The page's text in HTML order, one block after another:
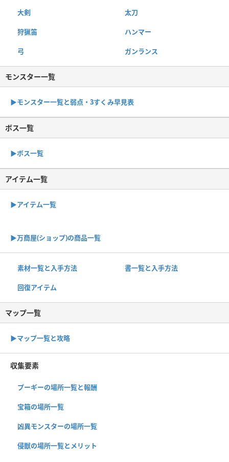
大剣 太刀
狩猟笛 ハンマー
弓 ガンランス
モンスター一覧
▶︎モンスター一覧と弱点・3すくみ早見表
ボス一覧
▶︎ボス一覧
アイテム一覧
▶アイテム一覧
▶︎万商屋(ショップ)の商品一覧
素材一覧と入手方法 書一覧と入手方法
回復アイテム
マップ一覧
▶︎マップ一覧と攻略
収集要素
プーギーの場所一覧と報酬
宝箱の場所一覧
凶異モンスターの場所一覧
侵獣の場所一覧とメリット